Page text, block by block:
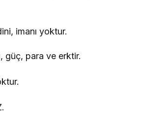
imanı yoktur.
güç, para ve erktir.